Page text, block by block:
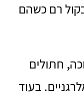
רם כשהם
חתולים
בעוד